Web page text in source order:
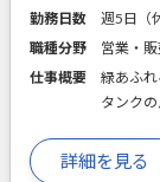
勤務日数
週5日（
職種分野
営業・販
仕事概要
緑あふ
タンク
詳細を見る